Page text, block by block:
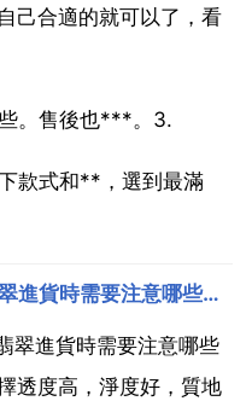
己合適的就可以了，看
。售後也***。3.
款式和**，選到最滿
進貨時需要注意哪些問題，翡翠進貨時需要注意哪些問題
翠進貨時需要注意哪些
透度高，淨度好，質地